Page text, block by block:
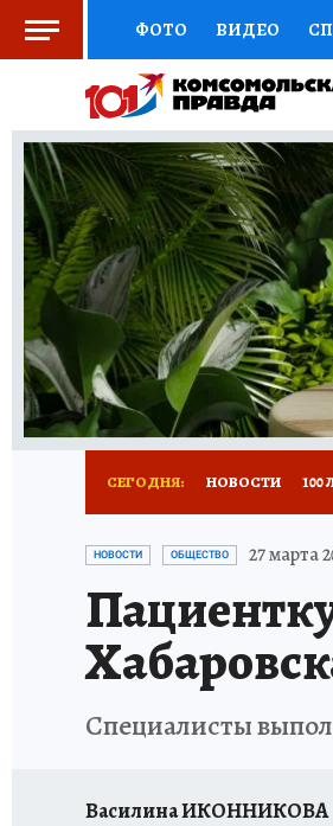
ФОТО ВИДЕО
СОЦПОДДЕРЖКА
ВЫБОР ЭКСПЕРТОВ
КНИЖНАЯ ПОЛКА
ПРЕСС-ЦЕНТР
ВСЕ О КП РАДИО КП
СЕГОДНЯ: НОВОСТИ
87 ЛЕТ
ВТБ: НОВАЯ
ИСПЫТАНО НА
НОВОСТИ ОБЩЕСТВО 27 марта
Специалисты
Василина ИКОННИКОВА